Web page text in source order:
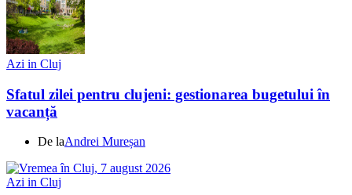
Azi in Cluj
Sfatul zilei pentru clujeni: gestionarea bugetului în
vacanță
De laAndrei Mureșan
Azi in Cluj